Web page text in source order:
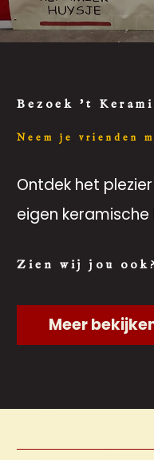
Bezoek 't
Neem je vrienden
Ontdek het
eigen keramische
Zien wij jou ook?
Meer